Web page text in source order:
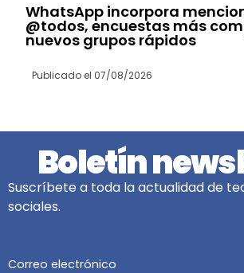
WhatsApp incorpora
@todos, encuestas más
nuevos grupos rápidos
Publicado el 07/08/2026
Boletín
Suscríbete a toda la actualidad de
sociales.
Correo electrónico